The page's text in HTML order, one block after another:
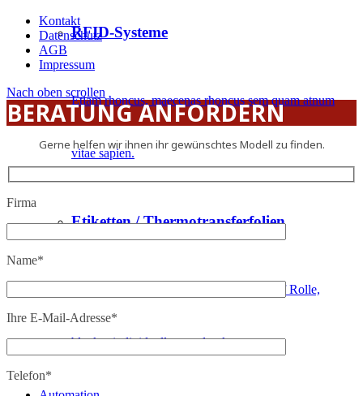
RFID-Systeme
Etiam rhoncus, maecenas rhoncus sem quam atnum
vitae sapien.
Etiketten / Thermotransferfolien
Farbbänder + selbstklebende Etiketten auf Rolle,
blanko, individuell vorgedruckt uva.
Kontakt
Datenschutz
AGB
Impressum
Nach oben scrollen
BERATUNG ANFORDERN
Gerne helfen wir ihnen ihr gewünschtes Modell zu finden.
Firma
Name*
Ihre E-Mail-Adresse*
Telefon*